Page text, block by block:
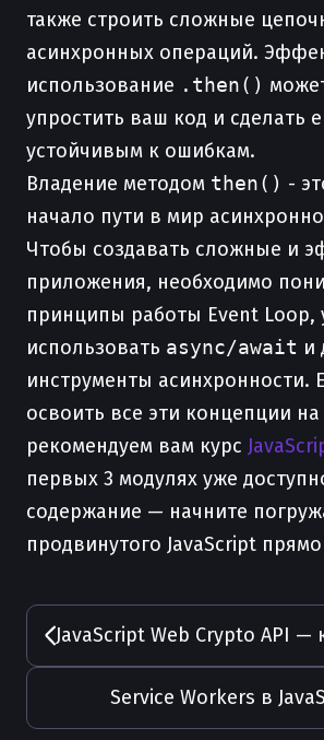
также строить сложные
асинхронных операций.
использование .then()
упростить ваш код и сделать
устойчивым к ошибкам.
Владение методом then() -
начало пути в мир
Чтобы создавать сложные и
приложения, необходимо
принципы работы Event Loop,
использовать async/await и
инструменты асинхронности.
освоить все эти концепции
рекомендуем вам курс
первых 3 модулях уже
содержание — начните
продвинутого JavaScript
Service Workers в